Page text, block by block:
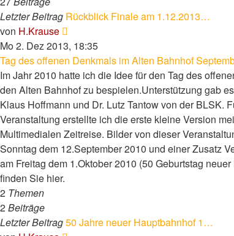
Letzter Beitrag Rückblick Finale am 1.12.2013…
von H.Krause
Beitrag
Mo 2. Dez 2013, 18:35
Tag des offenen Denkmals im Alten Bahnhof
Im Jahr 2010 hatte ich die Idee für den Tag des
den Alten Bahnhof zu bespielen.Unterstützung gab
Klaus Hoffmann und Dr. Lutz Tantow von der BLSK.
Veranstaltung erstellte ich die erste kleine Version
Multimedialen Zeitreise. Bilder von dieser
Sonntag dem 12.September 2010 und einer Zusatz
am Freitag dem 1.Oktober 2010 (50 Geburtstag neuer
finden Sie hier.
2 Themen
2Beiträge
Letzter Beitrag50 Jahre neuer Hauptbahnhof 1…